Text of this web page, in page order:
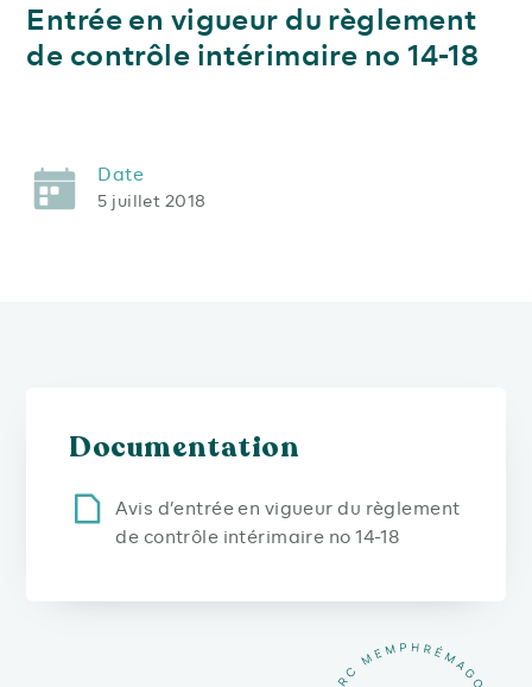
Entrée en vigueur du règlement
de contrôle intérimaire no 14-18
Date
5 juillet 2018
Documentation
Avis d’entrée en vigueur du règlement
de contrôle intérimaire no 14-18